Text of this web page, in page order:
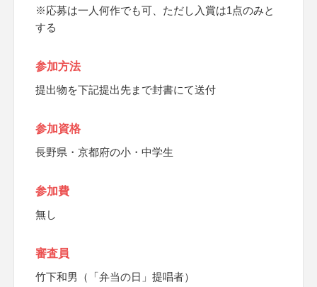
※応募は一人何作でも可、ただし入賞は1点のみと
する
参加方法
提出物を下記提出先まで封書にて送付
参加資格
長野県・京都府の小・中学生
参加費
無し
審査員
竹下和男（「弁当の日」提唱者）